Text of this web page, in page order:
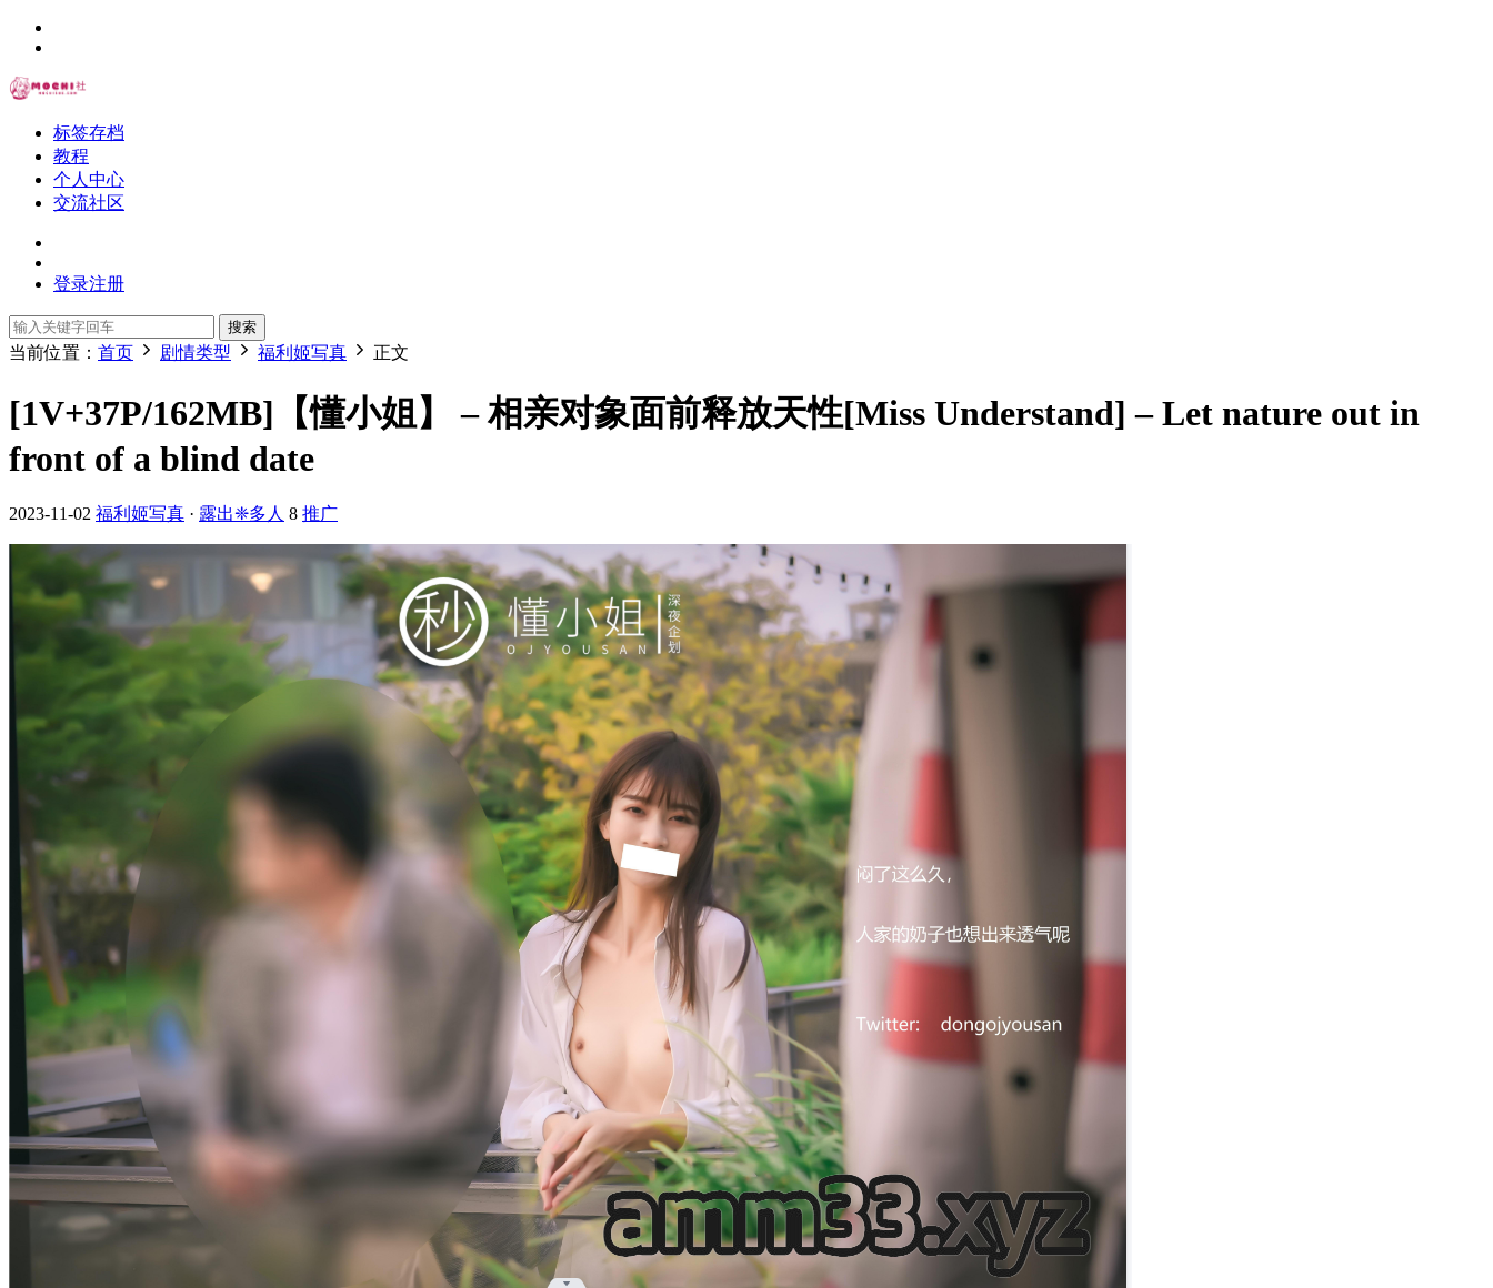
标签存档
教程
个人中心
交流社区
登录注册
搜索
当前位置： 首页 剧情类型 福利姬写真 正文
[1V+37P/162MB]【懂小姐】 – 相亲对象面前释放天性[Miss Understand] – Let nature out in
front of a blind date
2023-11-02 福利姬写真 · 露出❈多人 8 推广